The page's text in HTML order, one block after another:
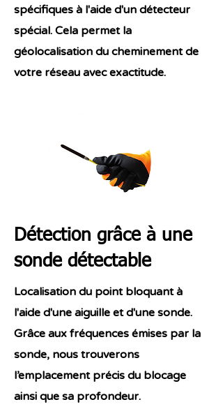
spécifiques à l'aide d'un détecteur
spécial. Cela permet la
géolocalisation du cheminement de
votre réseau avec exactitude.
Détection grâce à une
sonde détectable
Localisation du point bloquant à
l'aide d'une aiguille et d'une sonde.
Grâce aux fréquences émises par la
sonde, nous trouverons
l’emplacement précis du blocage
ainsi que sa profondeur.